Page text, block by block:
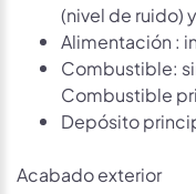
(nivel de ruido)
Alimentación :
Combustible:
Combustible
Depósito
Acabado exterior